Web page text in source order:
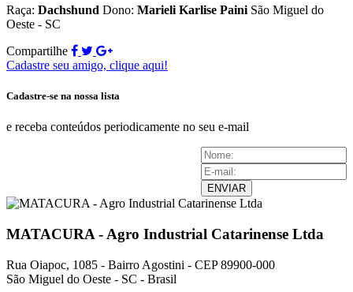
Raça: Dachshund Dono: Marieli Karlise Paini São Miguel do
Oeste - SC
Compartilhe
Cadastre seu amigo, clique aqui!
Cadastre-se na nossa lista
e receba conteúdos periodicamente no seu e-mail
ENVIAR
MATACURA - Agro Industrial Catarinense Ltda
Rua Oiapoc, 1085 - Bairro Agostini - CEP 89900-000
São Miguel do Oeste - SC - Brasil